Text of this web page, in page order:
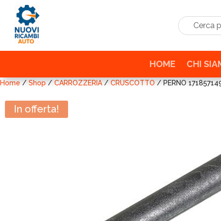
Cerca
HOME CHI
Home / Shop / CARROZZERIA/ CRUSCOTTO / PERNO
In offerta!